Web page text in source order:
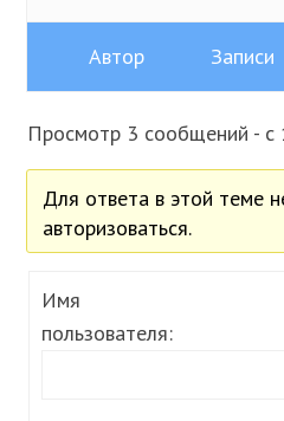
Автор Записи
Просмотр 3 сообщений - с
Для ответа в этой теме
авторизоваться.
Имя
пользователя: